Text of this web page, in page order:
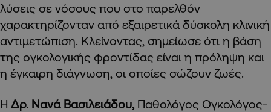
λύσεις σε νόσους που στο παρελθόν
χαρακτηρίζονταν από εξαιρετικά δύσκολη κλινική
αντιμετώπιση. Κλείνοντας, σημείωσε ότι η βάση
της ογκολογικής φροντίδας είναι η πρόληψη και
η έγκαιρη διάγνωση, οι οποίες σώζουν ζωές.
Η Δρ. Νανά Βασιλειάδου, Παθολόγος Ογκολόγος-